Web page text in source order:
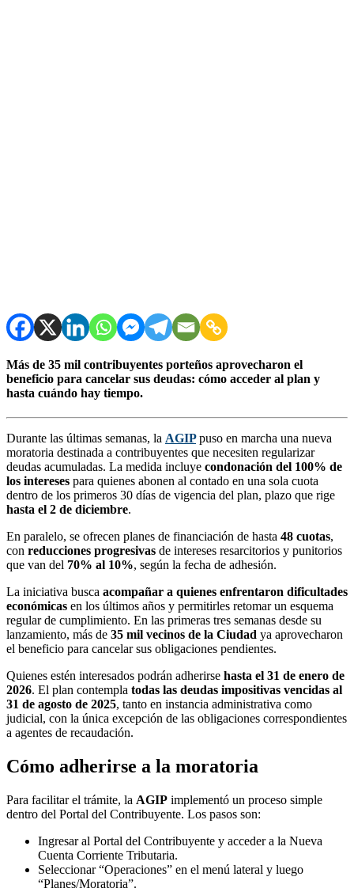
Más de 35 mil contribuyentes porteños aprovecharon el
beneficio para cancelar sus deudas: cómo acceder al plan y
hasta cuándo hay tiempo.
Durante las últimas semanas, la AGIP puso en marcha una nueva
moratoria destinada a contribuyentes que necesiten regularizar
deudas acumuladas. La medida incluye condonación del 100% de
los intereses para quienes abonen al contado en una sola cuota
dentro de los primeros 30 días de vigencia del plan, plazo que rige
hasta el 2 de diciembre.
En paralelo, se ofrecen planes de financiación de hasta 48 cuotas,
con reducciones progresivas de intereses resarcitorios y punitorios
que van del 70% al 10%, según la fecha de adhesión.
La iniciativa busca acompañar a quienes enfrentaron dificultades
económicas en los últimos años y permitirles retomar un esquema
regular de cumplimiento. En las primeras tres semanas desde su
lanzamiento, más de 35 mil vecinos de la Ciudad ya aprovecharon
el beneficio para cancelar sus obligaciones pendientes.
Quienes estén interesados podrán adherirse hasta el 31 de enero de
2026. El plan contempla todas las deudas impositivas vencidas al
31 de agosto de 2025, tanto en instancia administrativa como
judicial, con la única excepción de las obligaciones correspondientes
a agentes de recaudación.
Cómo adherirse a la moratoria
Para facilitar el trámite, la AGIP implementó un proceso simple
dentro del Portal del Contribuyente. Los pasos son:
Ingresar al Portal del Contribuyente y acceder a la Nueva
Cuenta Corriente Tributaria.
Seleccionar “Operaciones” en el menú lateral y luego
“Planes/Moratoria”.